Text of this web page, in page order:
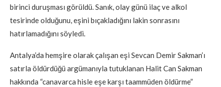
birinci duruşması görüldü. Sanık, olay günü ilaç ve alkol
tesirinde olduğunu, eşini bıçakladığını lakin sonrasını
hatırlamadığını söyledi.
Antalya’da hemşire olarak çalışan eşi Sevcan Demir Sakman’ı
satırla öldürdüğü argümanıyla tutuklanan Halit Can Sakman
hakkında “canavarca hisle eşe karşı taammüden öldürme”